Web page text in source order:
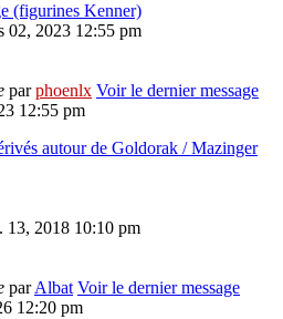
(figurines Kenner)
02, 2023 12:55 pm
parphoenlx Voir le dernier message
12:55 pm
autour de Goldorak / Mazinger
13, 2018 10:10 pm
parAlbat Voir le dernier message
12:20 pm